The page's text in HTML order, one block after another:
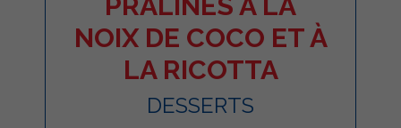
NOIX DE COCO ET À
LA RICOTTA
DESSERTS